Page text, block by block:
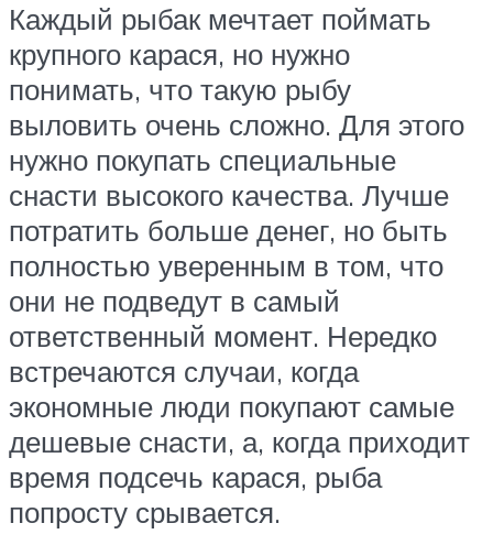
Каждый рыбак мечтает поймать
крупного карася, но нужно
понимать, что такую рыбу
выловить очень сложно. Для этого
нужно покупать специальные
снасти высокого качества. Лучше
потратить больше денег, но быть
полностью уверенным в том, что
они не подведут в самый
ответственный момент. Нередко
встречаются случаи, когда
экономные люди покупают самые
дешевые снасти, а, когда приходит
время подсечь карася, рыба
попросту срывается.